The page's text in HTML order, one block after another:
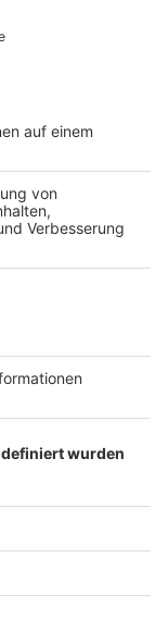
der
gegen
in Bedburg
in Frechen